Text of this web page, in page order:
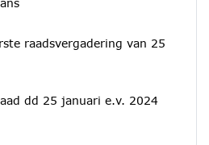
raadsvergadering van 25
dd 25 januari e.v. 2024